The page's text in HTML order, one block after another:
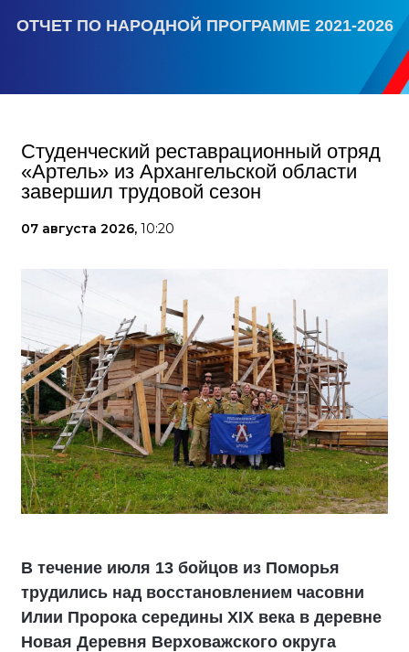
ОТЧЕТ ПО НАРОДНОЙ ПРОГРАММЕ 2021-2026
Студенческий реставрационный отряд
«Артель» из Архангельской области
завершил трудовой сезон
07 августа 2026, 10:20
В течение июля 13 бойцов из Поморья
трудились над восстановлением часовни
Илии Пророка середины XIX века в деревне
Новая Деревня Верховажского округа